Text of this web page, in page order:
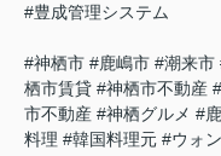
#豊成管理システム
#神栖市 #鹿嶋市 #潮来
栖市賃貸 #神栖市不動産
市不動産 #神栖グルメ #
料理 #韓国料理元 #ウォン